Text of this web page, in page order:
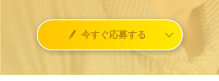
今すぐ応募する